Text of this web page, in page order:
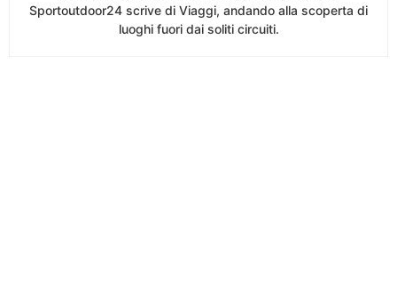
Sportoutdoor24 scrive di Viaggi, andando alla scoperta di
luoghi fuori dai soliti circuiti.